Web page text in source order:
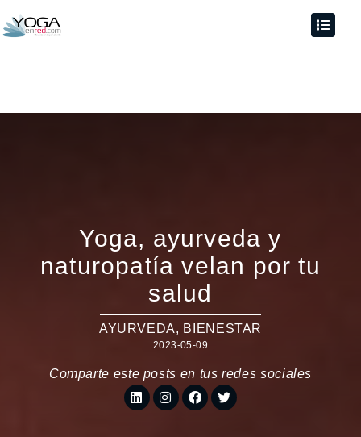
Yoga, ayurveda y
naturopatía velan por tu
salud
AYURVEDA, BIENESTAR
2023-05-09
Comparte este posts en tus redes sociales